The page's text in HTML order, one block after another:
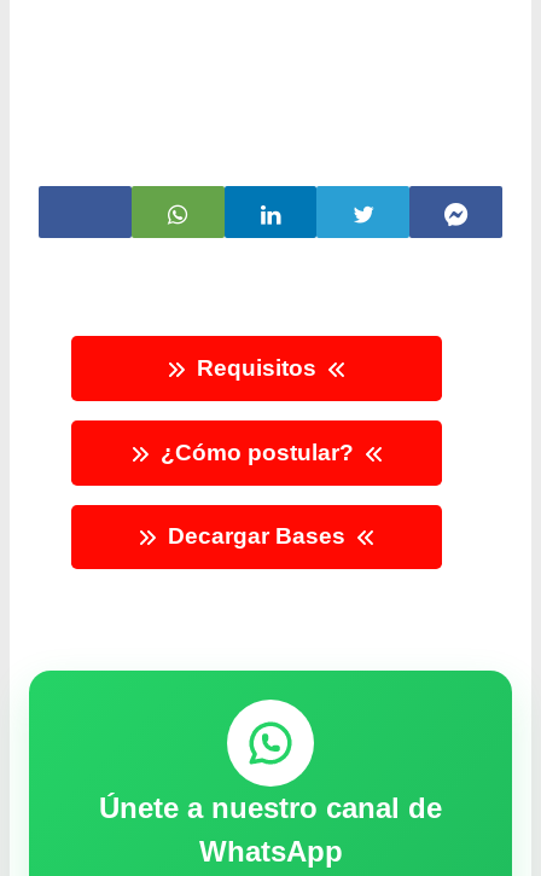
Requisitos
¿Cómo postular?
Decargar Bases
Únete a nuestro canal de
WhatsApp